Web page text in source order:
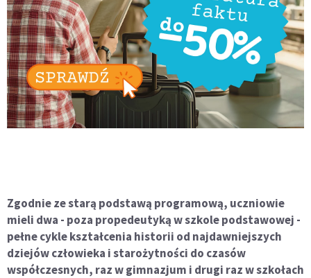
Zgodnie ze starą podstawą programową, uczniowie
mieli dwa - poza propedeutyką w szkole podstawowej -
pełne cykle kształcenia historii od najdawniejszych
dziejów człowieka i starożytności do czasów
współczesnych, raz w gimnazjum i drugi raz w szkołach